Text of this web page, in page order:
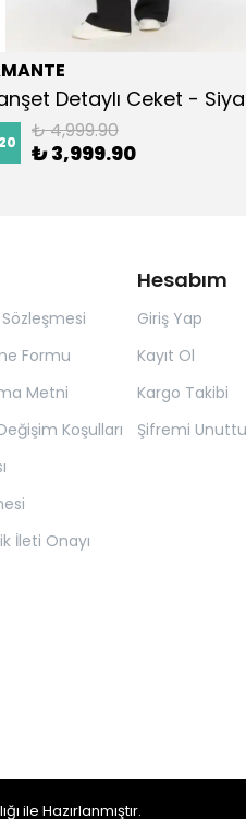
Detaylı Ceket -
20 ₺ 4,999.90
₺ 3,999.90
Formu
Metni
Koşulları
İleti Onayı
Hesabım
Giriş Yap
Kayıt Ol
Kargo Takibi
Şifremi
ile Hazırlanmıştır.